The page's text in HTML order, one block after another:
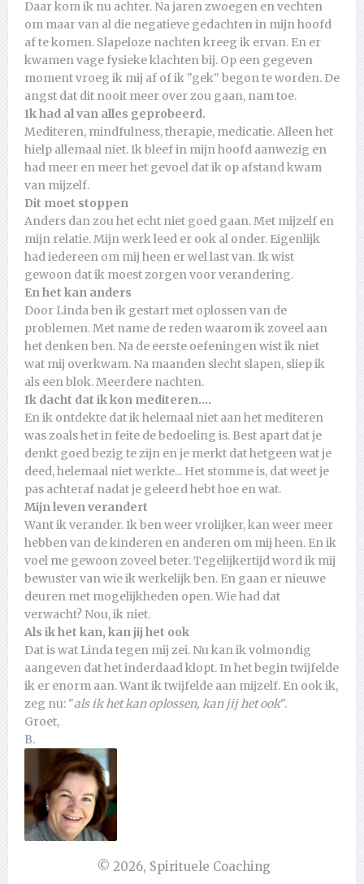
Daar kom ik nu achter. Na jaren zwoegen en vechten
om maar van al die negatieve gedachten in mijn hoofd
af te komen. Slapeloze nachten kreeg ik ervan. En er
kwamen vage fysieke klachten bij. Op een gegeven
moment vroeg ik mij af of ik "gek" begon te worden. De
angst dat dit nooit meer over zou gaan, nam toe.
Ik had al van alles geprobeerd.
Mediteren, mindfulness, therapie, medicatie. Alleen het
hielp allemaal niet. Ik bleef in mijn hoofd aanwezig en
had meer en meer het gevoel dat ik op afstand kwam
van mijzelf.
Dit moet stoppen
Anders dan zou het echt niet goed gaan. Met mijzelf en
mijn relatie. Mijn werk leed er ook al onder. Eigenlijk
had iedereen om mij heen er wel last van. Ik wist
gewoon dat ik moest zorgen voor verandering.
En het kan anders
Door Linda ben ik gestart met oplossen van de
problemen. Met name de reden waarom ik zoveel aan
het denken ben. Na de eerste oefeningen wist ik niet
wat mij overkwam. Na maanden slecht slapen, sliep ik
als een blok. Meerdere nachten.
Ik dacht dat ik kon mediteren....
En ik ontdekte dat ik helemaal niet aan het mediteren
was zoals het in feite de bedoeling is. Best apart dat je
denkt goed bezig te zijn en je merkt dat hetgeen wat je
deed, helemaal niet werkte... Het stomme is, dat weet je
pas achteraf nadat je geleerd hebt hoe en wat.
Mijn leven verandert
Want ik verander. Ik ben weer vrolijker, kan weer meer
hebben van de kinderen en anderen om mij heen. En ik
voel me gewoon zoveel beter. Tegelijkertijd word ik mij
bewuster van wie ik werkelijk ben. En gaan er nieuwe
deuren met mogelijkheden open. Wie had dat
verwacht? Nou, ik niet.
Als ik het kan, kan jij het ook
Dat is wat Linda tegen mij zei. Nu kan ik volmondig
aangeven dat het inderdaad klopt. In het begin twijfelde
ik er enorm aan. Want ik twijfelde aan mijzelf. En ook ik,
zeg nu: "als ik het kan oplossen, kan jij het ook".
Groet,
B.
© 2026, Spirituele Coaching